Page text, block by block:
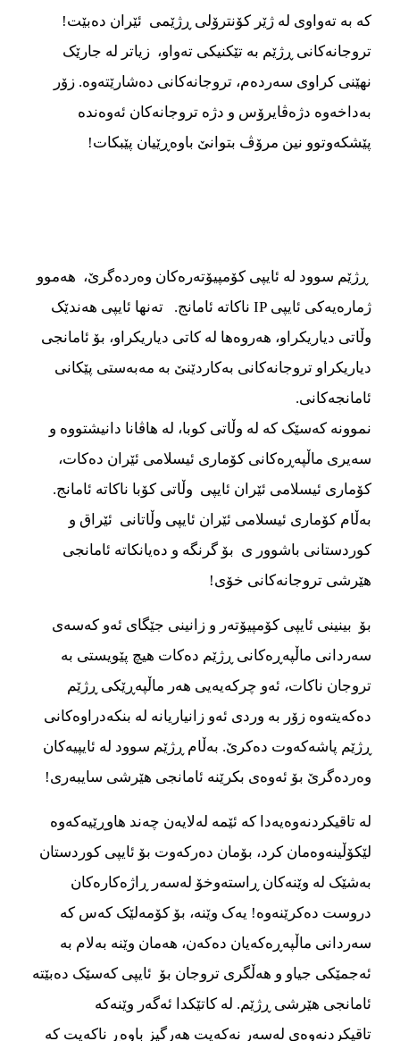
که به‌‌‌ ته‌‌‌واوی له ژێر کۆنترۆلی ڕژێمی ئێران ده‌‌‌بێت!
تروجانه‌‌‌کانی ڕژێم به تێکنیکی ته‌‌‌واو، زیاتر له جارێک
نهێنی کراوی سه‌‌‌رده‌‌‌م، تروجانه‌‌‌کانی ده‌‌‌شارێته‌‌‌وه‌‌‌. زۆر
به‌‌‌داخه‌‌‌وه‌‌‌ دژه‌‌‌ڤایرۆس و دژه‌‌‌ تروجانه‌‌‌کان ئه‌‌‌وه‌‌‌نده‌‌‌
پێشکه‌‌‌وتوو نین مرۆڤ بتوانێ باوه‌‌‌ڕێیان پێبکات!
ڕژێم سوود له ئایپی کۆمپیۆته‌‌‌ره‌‌‌کان وه‌‌‌رده‌‌‌گرێ، هه‌‌‌موو
ژماره‌‌‌یه‌‌‌کی ئایپی IP ناکاته‌‌‌ ئامانج. ته‌‌‌نها ئایپی هه‌‌‌ندێک
وڵاتی دیاریکراو، هه‌‌‌روه‌‌‌ها له کاتی دیاریکراو، بۆ ئامانجی
دیاریکراو تروجانه‌‌‌کانی به‌‌‌کاردێنێ به‌‌‌ مه‌‌‌به‌‌‌ستی پێکانی
ئامانجه‌‌‌کانی.
نموونه که‌‌‌سێک که له وڵاتی کوبا، له هاڤانا دانیشتووه‌‌‌ و
سه‌‌‌یری ماڵپه‌‌‌ڕه‌‌‌کانی کۆماری ئیسلامی ئێران ده‌‌‌کات،
کۆماری ئیسلامی ئێران ئایپی وڵاتی کۆبا ناکاته‌‌‌ ئامانج.
به‌‌‌ڵام کۆماری ئیسلامی ئێران ئایپی وڵاتانی ئێراق و
کوردستانی باشوور ی بۆ گرنگه‌‌‌‌ و ده‌‌‌یانکاته‌‌‌ ئامانجی
هێرشی تروجانه‌‌‌کانی خۆی!
بۆ بینینی ئایپی کۆمپیۆته‌‌‌ر و زانینی جێگای ئه‌‌‌و که‌‌‌سه‌‌‌ی
سه‌‌‌ردانی ماڵپه‌‌‌ڕه‌‌‌کانی ڕژێم ده‌‌‌کات هیچ پێویستی به
تروجان ناکات، ئه‌‌‌و چرکه‌‌‌یه‌‌‌یی هه‌‌‌ر ماڵپه‌‌‌ڕێکی ڕژێم
ده‌‌‌که‌‌‌یته‌‌‌وه‌‌‌ زۆر به وردی ئه‌‌‌و زانیاریانه‌‌‌ له بنکه‌‌‌دراوه‌‌‌کانی
ڕژێم پاشه‌‌‌که‌‌‌وت ده‌‌‌کرێ. به‌‌‌ڵام ڕژێم سوود له ئایپیه‌‌‌کان
وه‌‌‌رده‌‌‌گرێ بۆ ئه‌‌‌وه‌‌‌ی بکرێنه‌‌‌ ئامانجی هێرشی سایبه‌‌‌ری!
له تاقیکردنه‌‌‌وه‌‌‌یه‌‌‌دا که ئێمه‌‌‌ له‌‌‌لایه‌‌‌ن چه‌‌‌ند هاوڕێیه‌‌‌که‌‌‌وه‌‌‌
لێکۆڵینه‌‌‌وه‌‌‌مان کرد، بۆمان ده‌‌‌رکه‌‌‌وت بۆ ئایپی کوردستان
به‌‌‌شێک له وێنه‌‌‌کان ڕاسته‌‌‌وخۆ له‌‌‌سه‌‌‌ر ڕاژه‌‌‌کاره‌‌‌کان
دروست ده‌‌‌کرێنه‌‌‌وه‌‌‌! یه‌‌‌ک وێنه‌‌‌، بۆ کۆمه‌‌‌لێک که‌‌‌س که‌‌‌
سه‌‌‌ردانی ماڵپه‌‌‌ڕه‌‌‌که‌‌‌یان ده‌‌‌که‌‌‌ن، هه‌‌‌مان وێنه‌‌‌ به‌‌‌لام به
ئه‌‌‌جمێکی جیاو و هه‌‌‌ڵگری تروجان بۆ ئایپی که‌‌‌سێک ده‌‌‌بێته‌‌‌
ئامانجی هێرشی ڕژێم. له کاتێکدا ئه‌‌‌گه‌‌‌ر وێنه‌‌‌که‌‌‌
تاقیکردنه‌‌‌وه‌‌‌ی له‌‌‌سه‌‌‌ر نه‌‌‌که‌‌‌یت هه‌‌‌رگیز باوه‌‌‌ڕ ناکه‌‌‌یت که